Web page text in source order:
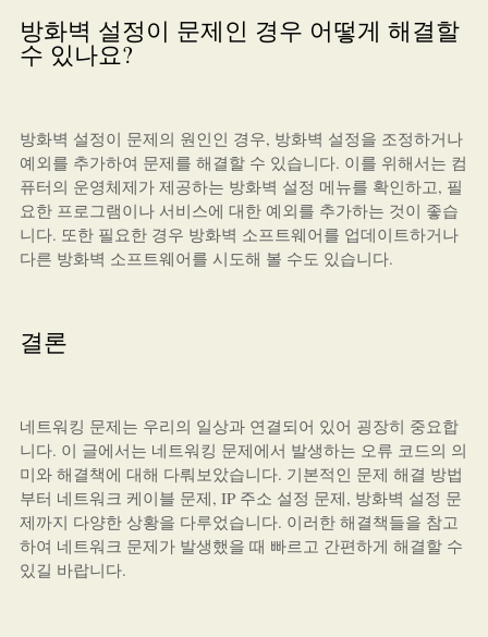
방화벽 설정이 문제인 경우 어떻게 해결할
수 있나요?
방화벽 설정이 문제의 원인인 경우, 방화벽 설정을 조정하거나
예외를 추가하여 문제를 해결할 수 있습니다. 이를 위해서는 컴
퓨터의 운영체제가 제공하는 방화벽 설정 메뉴를 확인하고, 필
요한 프로그램이나 서비스에 대한 예외를 추가하는 것이 좋습
니다. 또한 필요한 경우 방화벽 소프트웨어를 업데이트하거나
다른 방화벽 소프트웨어를 시도해 볼 수도 있습니다.
결론
네트워킹 문제는 우리의 일상과 연결되어 있어 굉장히 중요합
니다. 이 글에서는 네트워킹 문제에서 발생하는 오류 코드의 의
미와 해결책에 대해 다뤄보았습니다. 기본적인 문제 해결 방법
부터 네트워크 케이블 문제, IP 주소 설정 문제, 방화벽 설정 문
제까지 다양한 상황을 다루었습니다. 이러한 해결책들을 참고
하여 네트워크 문제가 발생했을 때 빠르고 간편하게 해결할 수
있길 바랍니다.